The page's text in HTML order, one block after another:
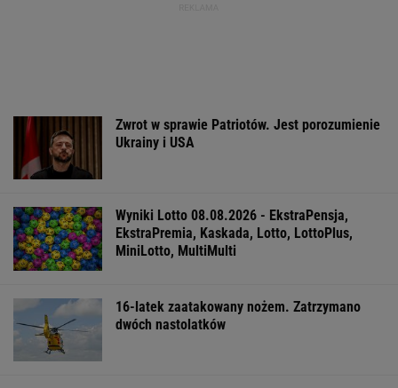
Zwrot w sprawie Patriotów. Jest porozumienie
Ukrainy i USA
Wyniki Lotto 08.08.2026 - EkstraPensja,
EkstraPremia, Kaskada, Lotto, LottoPlus,
MiniLotto, MultiMulti
16-latek zaatakowany nożem. Zatrzymano
dwóch nastolatków